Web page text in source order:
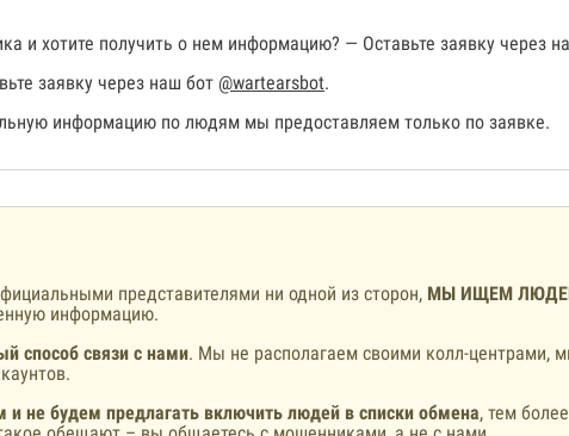
и хотите получить о нем информацию? — Оставьте заявку через
заявку через наш бот @wartearsbot.
информацию по людям мы предоставляем только по заявке.
представителями ни одной из сторон, МЫ ИЩЕМ
информацию.
способ связи с нами. Мы не располагаем своими колл-центрами,
не будем предлагать включить людей в списки обмена, тем